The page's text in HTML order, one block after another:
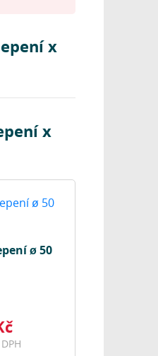
x
x
ø 50